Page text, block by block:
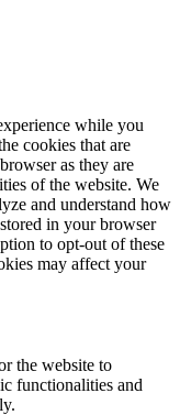
while you
cookies that are
as they are
of the website. We
and understand how
in your browser
to opt-out of these
may affect your
the website to
functionalities and